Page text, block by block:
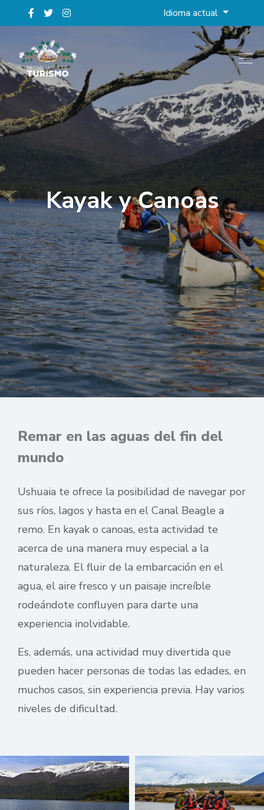
Idioma actual
Kayak y Canoas
Remar en las aguas del fin del
mundo
Ushuaia te ofrece la posibilidad de navegar por
sus ríos, lagos y hasta en el Canal Beagle a
remo. En kayak o canoas, esta actividad te
acerca de una manera muy especial a la
naturaleza. El fluir de la embarcación en el
agua, el aire fresco y un paisaje increíble
rodeándote confluyen para darte una
experiencia inolvidable.
Es, además, una actividad muy divertida que
pueden hacer personas de todas las edades, en
muchos casos, sin experiencia previa. Hay varios
niveles de dificultad.